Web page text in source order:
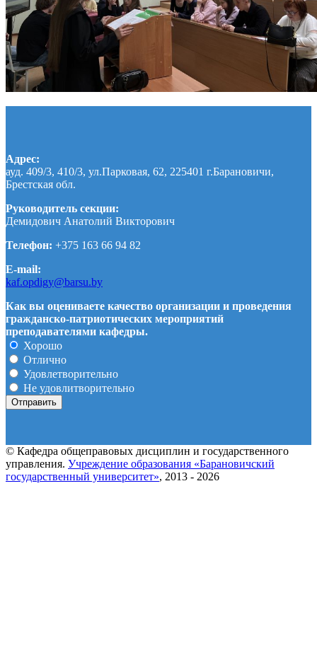
Адрес:
ауд. 409/3, 410/3, ул.Парковая, 62, 225401 г.Барановичи,
Брестская обл.
Руководитель секции:
Демидович Анатолий Викторович
Телефон: +375 163 66 94 82
E-mail:
kaf.opdigy@barsu.by
Как вы оцениваете качество организации и проведения
гражданско-патриотических мероприятий
преподавателями кафедры.
Хорошо
Отлично
Удовлетворительно
Не удовлитворительно
© Кафедра общеправовых дисциплин и государственного
управления. Учреждение образования «Барановичский
государственный университет», 2013 - 2026